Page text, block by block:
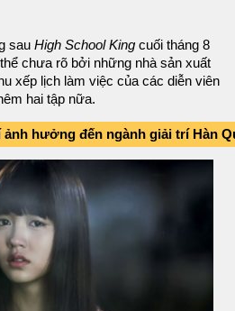
sau High School King cuối tháng 8
chưa rõ bởi những nhà sản xuất
xếp lịch làm việc của các diễn viên
hai tập nữa.
ảnh hưởng đến ngành giải trí Hàn